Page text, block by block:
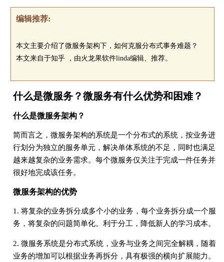
编辑推荐:
本文主要介绍了微服务架构下，如何克服分布式事务难题？
本文来自于知乎 ，由火龙果软件linda编辑、推荐。
什么是微服务？微服务有什么优势和困难？
什么是微服务架构？
简而言之，微服务架构的系统是一个分布式的系统，按业务进
行划分为独立的服务单元，解决单体系统的不足，同时也满足
越来越复杂的业务需求。每个微服务仅关注于完成一件任务并
很好地完成该任务。
微服务架构的优势
1. 将复杂的业务拆分成多个小的业务，每个业务拆分成一个服
务，将复杂的问题简单化。利于分工，降低新人的学习成本。
2. 微服务系统是分布式系统，业务与业务之间完全解耦，随着
业务的增加可以根据业务再拆分，具有极强的横向扩展能力。